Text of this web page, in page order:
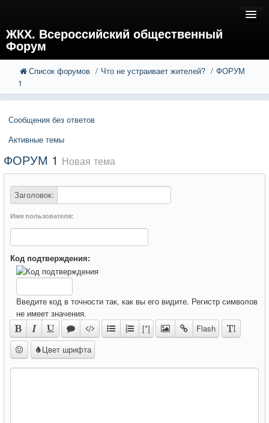
ЖКХ. Всероссийский общественный
Форум
FAQ
Регистрация
Вход
Поиск
Расширенный поиск
Список форумов Что не устраивает жителей?
ФОРУМ
1
Сообщения без ответов
Активные темы
ФОРУМ 1 Новая тема
Заголовок:
Имя пользователя:
Код подтверждения:
Введите код в точности так, как вы его видите. Регистр символов
не имеет значения.
[*]
Flash
Цвет шрифта